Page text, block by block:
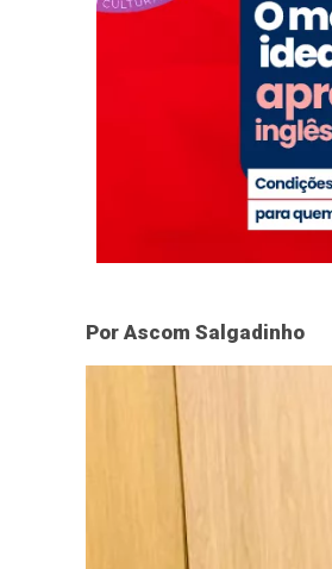
Por Ascom Salgadinho